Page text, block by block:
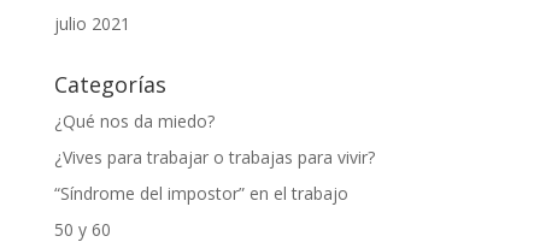
julio 2021
Categorías
¿Qué nos da miedo?
¿Vives para trabajar o trabajas para vivir?
“Síndrome del impostor” en el trabajo
50 y 60